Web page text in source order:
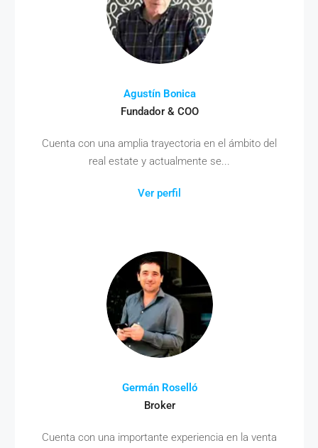
Agustín Bonica
Fundador & COO
Cuenta con una amplia trayectoria en el ámbito del
real estate y actualmente se...
Ver perfil
Germán Roselló
Broker
Cuenta con una importante experiencia en la venta